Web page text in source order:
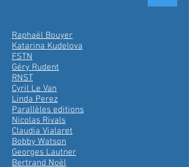
Raphaël Bouyer
Katarina Kudelova
FSTN
Géry Rudent
RNST
Cyril Le Van
Linda Perez
Parallèles editions
Nicolas Rivals
Claudia Vialaret
Bobby Watson
Georges Lautner
Bertrand Noël